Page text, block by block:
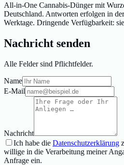
All-in-One Cannabis-Dünger mit
Deutschland. Antworten erfolgen in
Werktage. Dringende Verfügbarkeit:
Nachricht senden
Alle Felder sind Pflichtfelder.
Name
E-Mail
Nachricht
Ich habe die Datenschutzerklärung
willige in die Verarbeitung meiner
Anfrage ein.